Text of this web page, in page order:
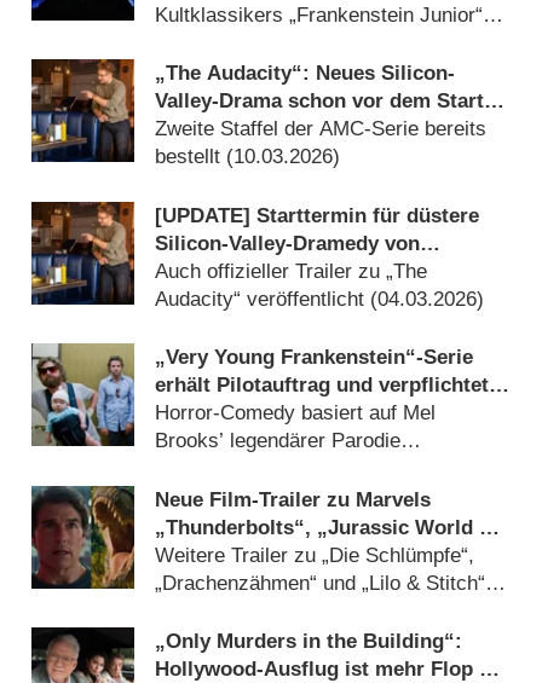
Kultklassikers „Frankenstein Junior“
„The Audacity“: Neues Silicon-
Valley-Drama schon vor dem Start
verlängert
Zweite Staffel der AMC-Serie bereits
bestellt (10.03.2026)
[UPDATE] Starttermin für düstere
Silicon-Valley-Dramedy von
„Succession“-Autor enthüllt
Auch offizieller Trailer zu „The
Audacity“ veröffentlicht (04.03.2026)
„Very Young Frankenstein“-Serie
erhält Pilotauftrag und verpflichtet
„Hangover“-Star
Horror-Comedy basiert auf Mel
Brooks’ legendärer Parodie
Neue Film-Trailer zu Marvels
„Thunderbolts“, „Jurassic World 4“
& „Mission: Impossible“-Finale
Weitere Trailer zu „Die Schlümpfe“,
„Drachenzähmen“ und „Lilo & Stitch“
„Only Murders in the Building“:
Hollywood-Ausflug ist mehr Flop als